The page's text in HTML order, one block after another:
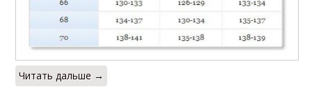
Читать дальше →